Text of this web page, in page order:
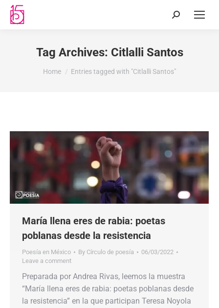
Tag Archives: Citlalli Santos
You are here:
Home Entries tagged with "Citlalli Santos"
María llena eres de rabia: poetas
poblanas desde la resistencia
Poesía en México By Círculo de poesía
06/03/2022
Leave a comment
Preparada por Andrea Rivas, leemos la muestra
“María llena eres de rabia: poetas poblanas desde
la resistencia” en la que participan Teresa Noyola